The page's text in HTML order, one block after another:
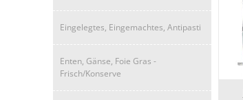
Eingelegtes, Eingemachtes, Antipasti
Enten, Gänse, Foie Gras -
Frisch/Konserve